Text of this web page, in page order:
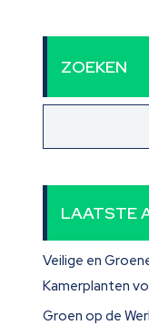
ZOEKEN
LAATSTE
Veilige en
Kamerplanten
Groen op de